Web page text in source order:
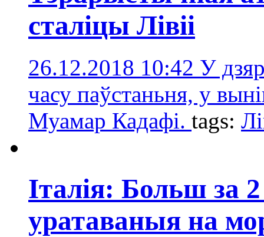
сталіцы Лівіі
26.12.2018 10:42 У
часу паўстаньня, у
Муамар Кадафі. tags:
Італія: Больш за
уратаваныя на